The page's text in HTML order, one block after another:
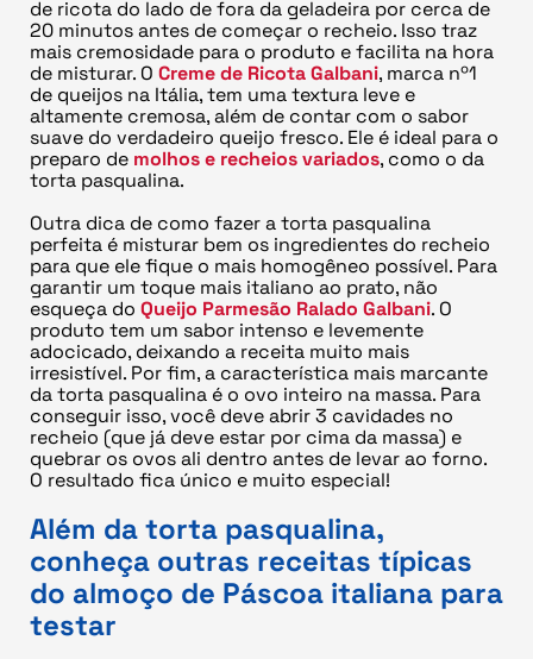
de ricota do lado de fora da geladeira por cerca de
20 minutos antes de começar o recheio. Isso traz
mais cremosidade para o produto e facilita na hora
de misturar. O Creme de Ricota Galbani, marca nº1
de queijos na Itália, tem uma textura leve e
altamente cremosa, além de contar com o sabor
suave do verdadeiro queijo fresco. Ele é ideal para o
preparo de molhos e recheios variados, como o da
torta pasqualina.
Outra dica de como fazer a torta pasqualina
perfeita é misturar bem os ingredientes do recheio
para que ele fique o mais homogêneo possível. Para
garantir um toque mais italiano ao prato, não
esqueça do Queijo Parmesão Ralado Galbani. O
produto tem um sabor intenso e levemente
adocicado, deixando a receita muito mais
irresistível. Por fim, a característica mais marcante
da torta pasqualina é o ovo inteiro na massa. Para
conseguir isso, você deve abrir 3 cavidades no
recheio (que já deve estar por cima da massa) e
quebrar os ovos ali dentro antes de levar ao forno.
O resultado fica único e muito especial!
Além da torta pasqualina,
conheça outras receitas típicas
do almoço de Páscoa italiana para
testar